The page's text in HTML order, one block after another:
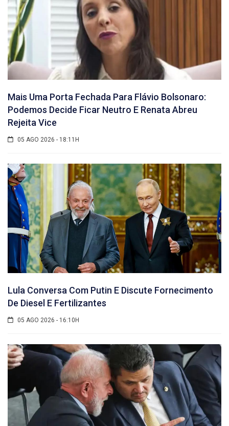
Mais Uma Porta Fechada Para Flávio Bolsonaro:
Podemos Decide Ficar Neutro E Renata Abreu
Rejeita Vice
05 AGO 2026 - 18:11H
Lula Conversa Com Putin E Discute Fornecimento
De Diesel E Fertilizantes
05 AGO 2026 - 16:10H